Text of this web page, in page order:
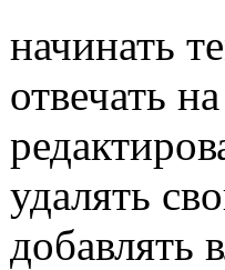
начинать
отвечать
удалять
добавлять